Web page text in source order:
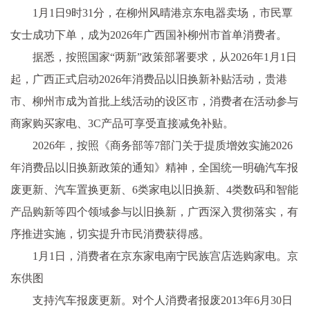
1月1日9时31分，在柳州风晴港京东电器卖场，市民覃
女士成功下单，成为2026年广西国补柳州市首单消费者。
据悉，按照国家“两新”政策部署要求，从2026年1月1日
起，广西正式启动2026年消费品以旧换新补贴活动，贵港
市、柳州市成为首批上线活动的设区市，消费者在活动参与
商家购买家电、3C产品可享受直接减免补贴。
2026年，按照《商务部等7部门关于提质增效实施2026
年消费品以旧换新政策的通知》精神，全国统一明确汽车报
废更新、汽车置换更新、6类家电以旧换新、4类数码和智能
产品购新等四个领域参与以旧换新，广西深入贯彻落实，有
序推进实施，切实提升市民消费获得感。
1月1日，消费者在京东家电南宁民族宫店选购家电。京
东供图
支持汽车报废更新。对个人消费者报废2013年6月30日